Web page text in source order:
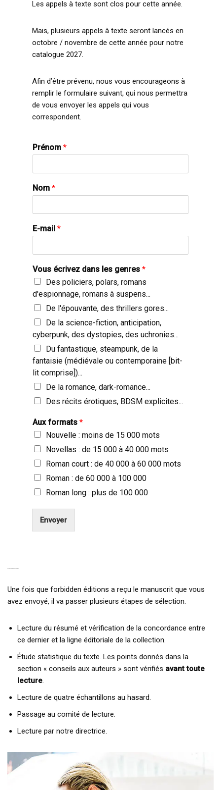
Les appels à texte sont clos pour cette année.
Mais, plusieurs appels à texte seront lancés en
octobre / novembre de cette année pour notre
catalogue 2027.
Afin d’être prévenu, nous vous encourageons à
remplir le formulaire suivant, qui nous permettra
de vous envoyer les appels qui vous
correspondent.
Prénom *
Nom *
E-mail *
Vous écrivez dans les genres *
Des policiers, polars, romans
d'espionnage, romans à suspens...
De l'épouvante, des thrillers gores...
De la science-fiction, anticipation,
cyberpunk, des dystopies, des uchronies...
Du fantastique, steampunk, de la
fantaisie (médiévale ou contemporaine [bit-
lit comprise])...
De la romance, dark-romance...
Des récits érotiques, BDSM explicites...
Aux formats *
Nouvelle : moins de 15 000 mots
Novellas : de 15 000 à 40 000 mots
Roman court : de 40 000 à 60 000 mots
Roman : de 60 000 à 100 000
Roman long : plus de 100 000
Envoyer
Une fois que forbidden éditions a reçu le manuscrit que vous
avez envoyé, il va passer plusieurs étapes de sélection.
Lecture du résumé et vérification de la concordance entre
ce dernier et la ligne éditoriale de la collection.
Étude statistique du texte. Les points donnés dans la
section « conseils aux auteurs » sont vérifiés avant toute
lecture.
Lecture de quatre échantillons au hasard.
Passage au comité de lecture.
Lecture par notre directrice.